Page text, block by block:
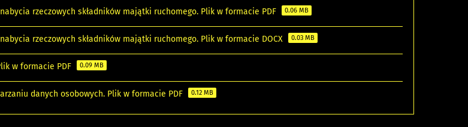
rzeczowych składników majątki ruchomego. Plik w formacie PDF 0.06 MB
rzeczowych składników majątki ruchomego. Plik w formacie DOCX 0.03 MB
w formacie PDF 0.09 MB
danych osobowych. Plik w formacie PDF 0.12 MB